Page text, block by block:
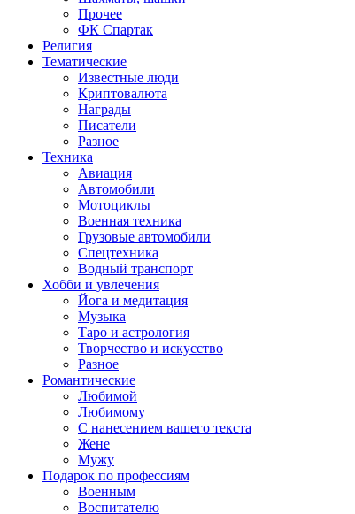
Прочее
ФК Спартак
Религия
Тематические
Известные люди
Криптовалюта
Награды
Писатели
Разное
Техника
Авиация
Автомобили
Мотоциклы
Военная техника
Грузовые автомобили
Спецтехника
Водный транспорт
Хобби и увлечения
Йога и медитация
Музыка
Таро и астрология
Творчество и искусство
Разное
Романтические
Любимой
Любимому
С нанесением вашего текста
Жене
Мужу
Подарок по профессиям
Военным
Воспитателю